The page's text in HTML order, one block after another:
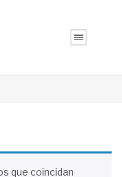
que coincidan